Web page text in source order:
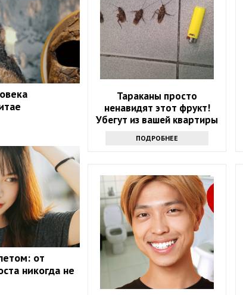
от
никогда не
Тараканы просто
ненавидят этот фрукт!
Убегут из вашей квартиры
ПОДРОБНЕЕ